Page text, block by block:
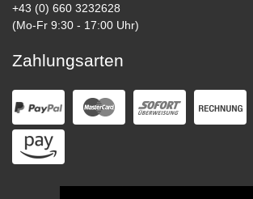
+43 (0) 660 3232628
(Mo-Fr 9:30 - 17:00 Uhr)
Zahlungsarten